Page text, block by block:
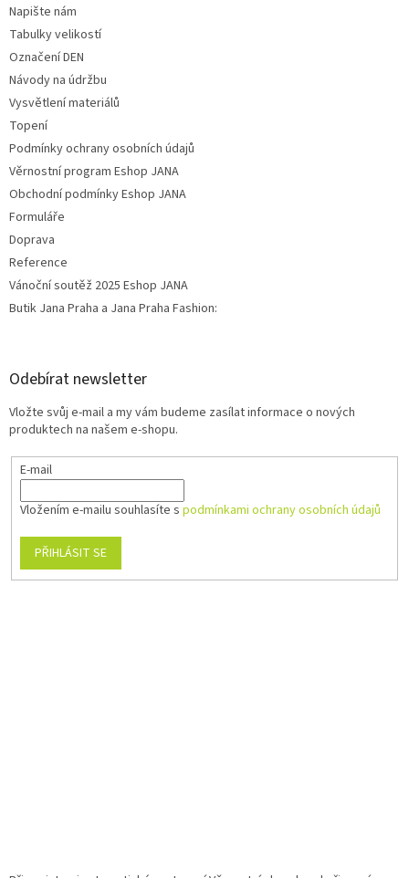
Napište nám
Tabulky velikostí
Označení DEN
Návody na údržbu
Vysvětlení materiálů
Topení
Podmínky ochrany osobních údajů
Věrnostní program Eshop JANA
Obchodní podmínky Eshop JANA
Formuláře
Doprava
Reference
Vánoční soutěž 2025 Eshop JANA
Butik Jana Praha a Jana Praha Fashion:
Odebírat newsletter
Vložte svůj e-mail a my vám budeme zasílat informace o nových
produktech na našem e-shopu.
E-mail
Vložením e-mailu souhlasíte s podmínkami ochrany osobních údajů
PŘIHLÁSIT SE